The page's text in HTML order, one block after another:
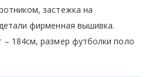
застежка на
фирменная вышивка.
184см, размер футболки поло